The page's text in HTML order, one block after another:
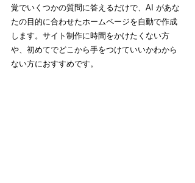
覚でいくつかの質問に答えるだけで、AI があな
たの目的に合わせたホームページを自動で作成
します。サイト制作に時間をかけたくない方
や、初めてでどこから手をつけていいかわから
ない方におすすめです。